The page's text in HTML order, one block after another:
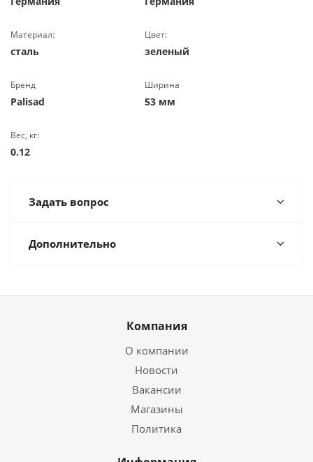
Материал:
сталь
Цвет:
зеленый
Бренд
Palisad
Ширина
53 мм
Вес, кг:
0.12
Задать вопрос
Дополнительно
Компания
О компании
Новости
Вакансии
Магазины
Политика